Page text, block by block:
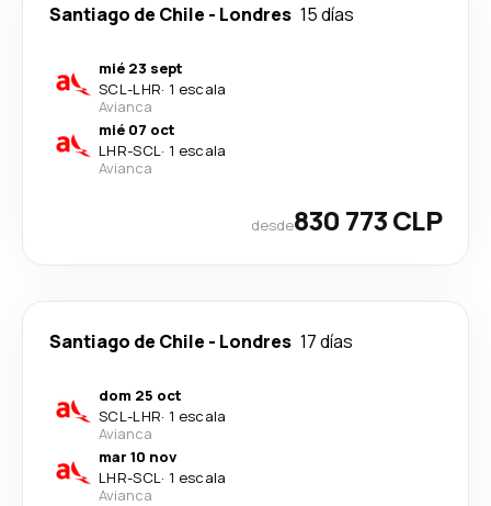
Santiago de Chile - Londres 15 días
mié 23 sept
SCL-LHR· 1 escala
Avianca
mié 07 oct
LHR-SCL· 1 escala
Avianca
desde830 773 CLP
Santiago de Chile - Londres 17 días
dom 25 oct
SCL-LHR· 1 escala
Avianca
mar 10 nov
LHR-SCL· 1 escala
Avianca